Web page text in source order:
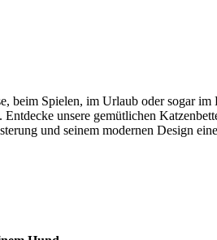
beim Spielen, im Urlaub oder sogar
unsere gemütlichen
und seinem modernen Design